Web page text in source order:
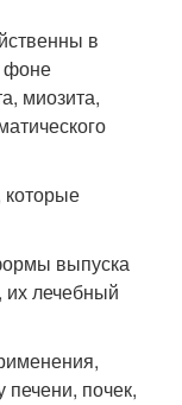
в
фоне
миозита,
выпуска
их лечебный
печени, почек,